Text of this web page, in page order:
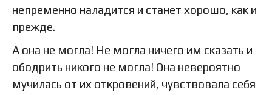
непременно наладится и станет хорошо, как и
прежде.
А она не могла! Не могла ничего им сказать и
ободрить никого не могла! Она невероятно
мучилась от их откровений, чувствовала себя